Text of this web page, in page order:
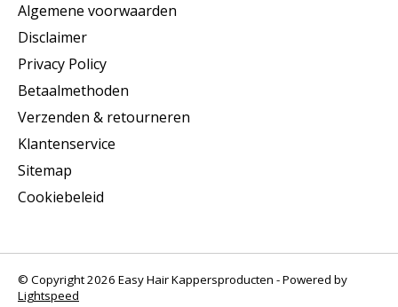
Algemene voorwaarden
Disclaimer
Privacy Policy
Betaalmethoden
Verzenden & retourneren
Klantenservice
Sitemap
Cookiebeleid
© Copyright 2026 Easy Hair Kappersproducten - Powered by
Lightspeed